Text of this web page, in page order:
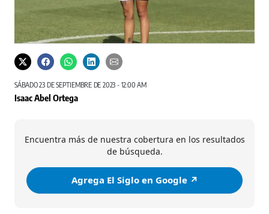
SÁBADO 23 DE SEPTIEMBRE DE 2023 - 12:00 AM
Isaac Abel Ortega
Encuentra más de nuestra cobertura en los resultados
de búsqueda.
Agrega El Siglo en Google ↗️